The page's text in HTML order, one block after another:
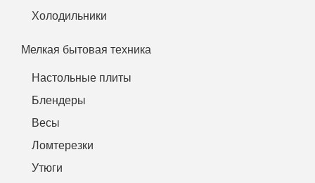
Холодильники
Мелкая бытовая техника
Настольные плиты
Блендеры
Весы
Ломтерезки
Утюги